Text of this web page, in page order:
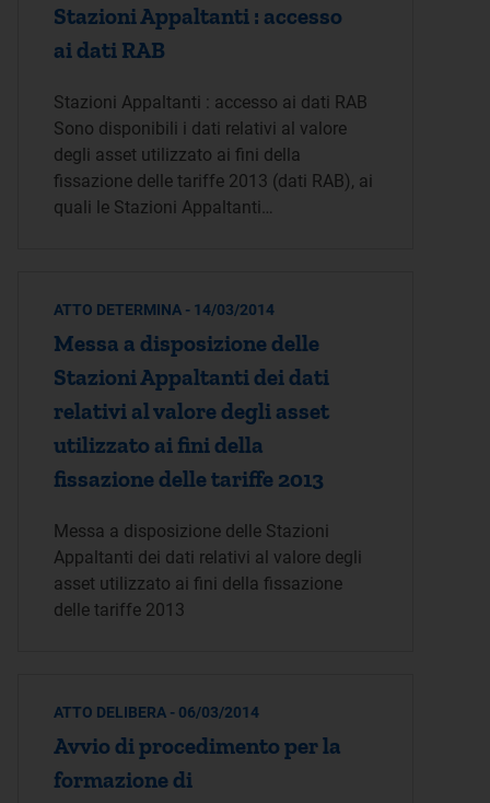
Stazioni Appaltanti : accesso
ai dati RAB
Stazioni Appaltanti : accesso ai dati RAB
Sono disponibili i dati relativi al valore
degli asset utilizzato ai fini della
fissazione delle tariffe 2013 (dati RAB), ai
quali le Stazioni Appaltanti…
ATTO DETERMINA - 14/03/2014
Messa a disposizione delle
Stazioni Appaltanti dei dati
relativi al valore degli asset
utilizzato ai fini della
fissazione delle tariffe 2013
Messa a disposizione delle Stazioni
Appaltanti dei dati relativi al valore degli
asset utilizzato ai fini della fissazione
delle tariffe 2013
ATTO DELIBERA - 06/03/2014
Avvio di procedimento per la
formazione di